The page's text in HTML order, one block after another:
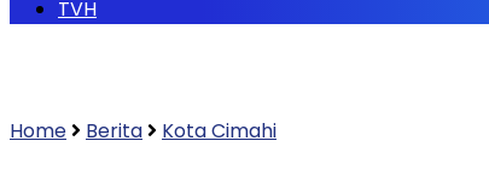
TVH
Home Berita Kota Cimahi